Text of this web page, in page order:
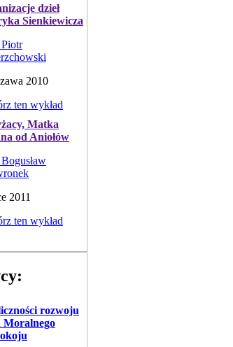
dzieł
Sienkiewicza
2010
ten wykład
Matka
od Aniołów
2011
ten wykład
rozwoju
Moralnego